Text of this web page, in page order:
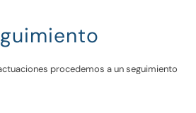
procedemos a un seguimiento